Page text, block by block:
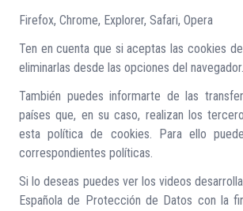
Firefox, Chrome, Explorer, Safari, Opera
Ten en cuenta que si aceptas las cookies
eliminarlas desde las opciones del navegador.
También puedes informarte de las
países que, en su caso, realizan los
esta política de cookies. Para ello
correspondientes políticas.
Si lo deseas puedes ver los videos
Española de Protección de Datos con la